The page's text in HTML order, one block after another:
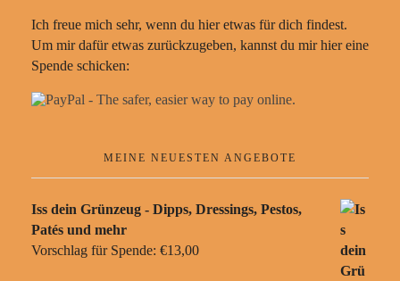
Ich freue mich sehr, wenn du hier etwas für dich findest.
Um mir dafür etwas zurückzugeben, kannst du mir hier eine
Spende schicken:
MEINE NEUESTEN ANGEBOTE
Iss dein Grünzeug - Dipps, Dressings, Pestos,
Patés und mehr
Vorschlag für Spende: €13,00